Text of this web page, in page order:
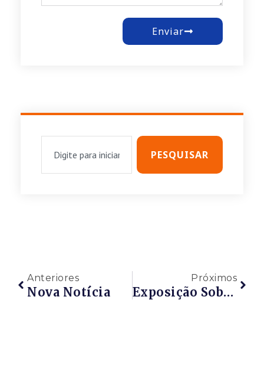
Enviar
PESQUISAR
Anteriores
Nova Notícia
Próximos
Exposição Sobre Novas Regras De Contratação Da Petrobras